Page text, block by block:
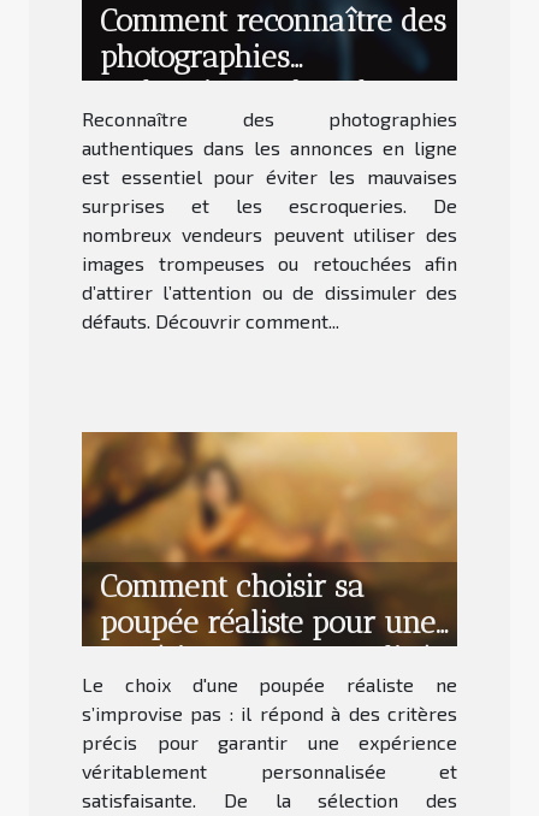
Comment reconnaître des
photographies
authentiques dans les
annonces en ligne ?
Reconnaître des photographies
authentiques dans les annonces en ligne
est essentiel pour éviter les mauvaises
surprises et les escroqueries. De
nombreux vendeurs peuvent utiliser des
images trompeuses ou retouchées afin
d’attirer l’attention ou de dissimuler des
défauts. Découvrir comment...
Comment choisir sa
poupée réaliste pour une
expérience personnalisée
?
Le choix d'une poupée réaliste ne
s’improvise pas : il répond à des critères
précis pour garantir une expérience
véritablement personnalisée et
satisfaisante. De la sélection des